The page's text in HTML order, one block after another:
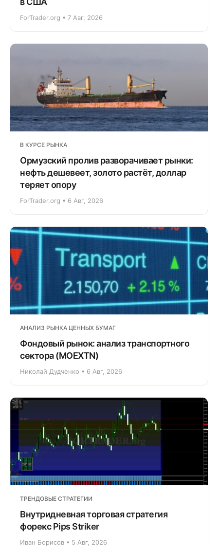
ForTrader.org • 7 Авг, 2026
В КУРСЕ РЫНКА
Ормузский пролив разворачивает рынки:
нефть дешевеет, золото растёт, доллар
теряет опору
ForTrader.org • 6 Авг, 2026
АНАЛИЗ РЫНКА ЦЕННЫХ БУМАГ
Фондовый рынок: анализ транспортного
сектора (MOEXTN)
Николай Дудченко • 6 Авг, 2026
ТРЕНДОВЫЕ СТРАТЕГИИ
Внутридневная торговая стратегия
форекс Pips Striker
Иван Борисов • 5 Авг, 2026